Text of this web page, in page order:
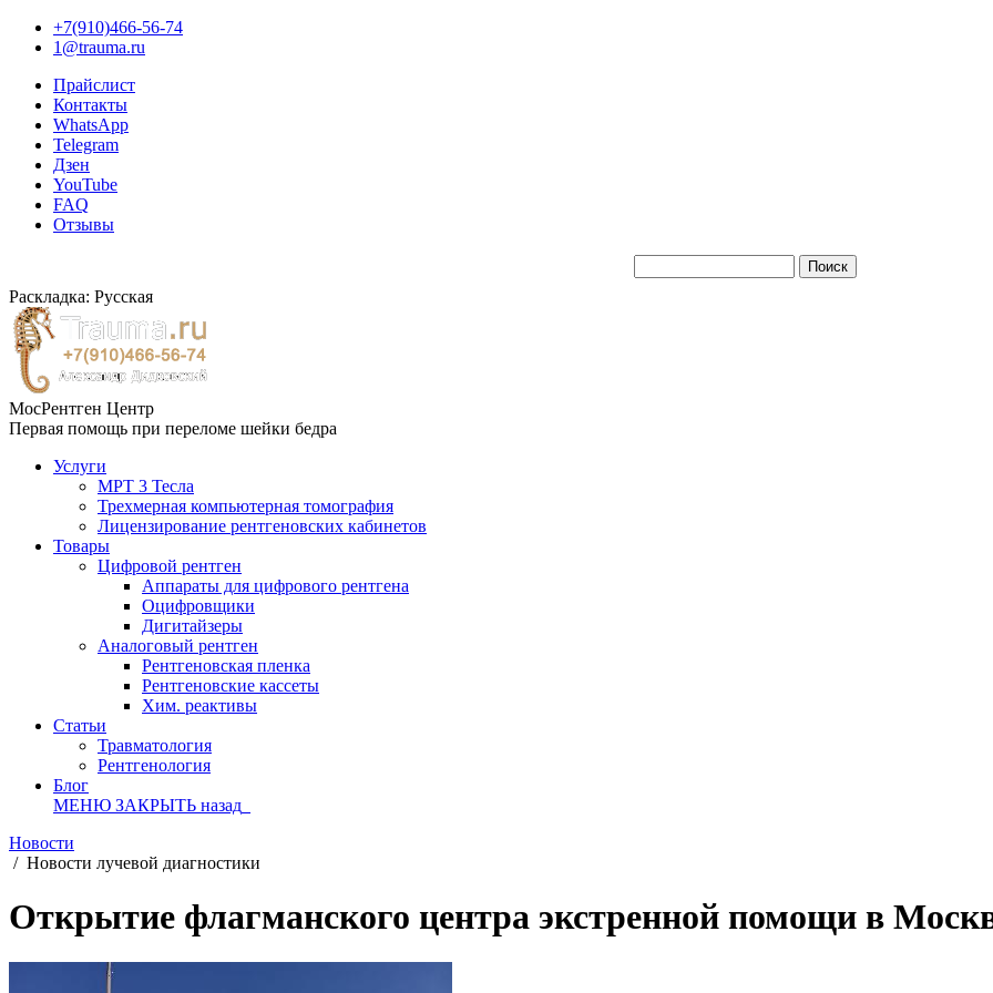
+7(910)466-56-74
1@trauma.ru
Прайслист
Контакты
WhatsApp
Telegram
Дзен
YouTube
FAQ
Отзывы
Раскладка: Русская
МосРентген Центр
Первая помощь при переломе шейки бедра
Услуги
МРТ 3 Тесла
Трехмерная компьютерная томография
Лицензирование рентгеновских кабинетов
Товары
Цифровой рентген
Аппараты для цифрового рентгена
Оцифровщики
Дигитайзеры
Аналоговый рентген
Рентгеновская пленка
Рентгеновские кассеты
Хим. реактивы
Статьи
Травматология
Рентгенология
Блог
МЕНЮ ЗАКРЫТЬ назад
Новости
/ Новости лучевой диагностики
Открытие флагманского центра экстренной помощи в